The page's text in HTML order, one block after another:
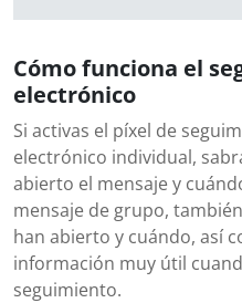
Cómo funciona el
electrónico
Si activas el píxel de
electrónico individual,
abierto el mensaje y
mensaje de grupo,
han abierto y cuándo, así
información muy útil
seguimiento.